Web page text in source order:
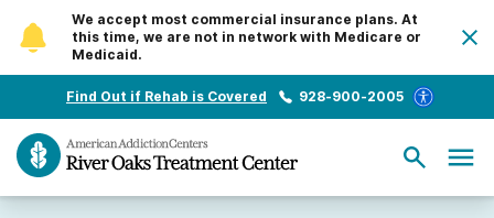
We accept most commercial insurance plans. At
this time, we are not in network with Medicare or
Medicaid.
Find Out if Rehab is Covered 928-900-2005